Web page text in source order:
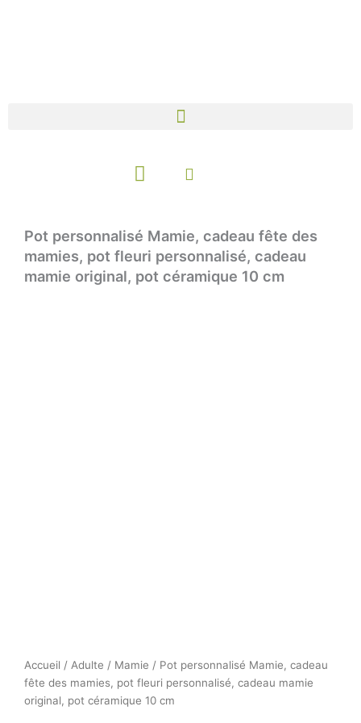
Panier
Pot personnalisé Mamie, cadeau fête des
mamies, pot fleuri personnalisé, cadeau
mamie original, pot céramique 10 cm
Accueil / Adulte / Mamie / Pot personnalisé Mamie, cadeau
fête des mamies, pot fleuri personnalisé, cadeau mamie
original, pot céramique 10 cm